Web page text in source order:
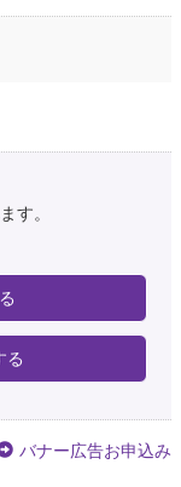
す。
る
バナー広告お申込み